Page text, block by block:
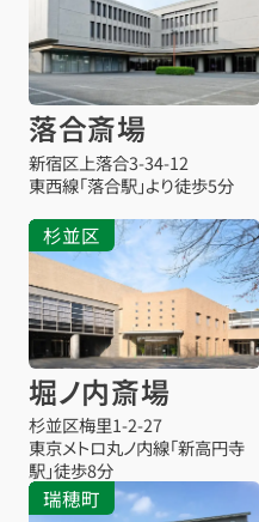
落合斎場
新宿区上落合3-34-12
東西線「落合駅」より徒歩5分
杉並区
堀ノ内斎場
杉並区梅里1-2-27
東京メトロ丸ノ内線「新高円寺
駅」徒歩8分
瑞穂町